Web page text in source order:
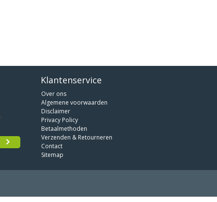
Klantenservice
Over ons
Algemene voorwaarden
Disclaimer
Privacy Policy
Betaalmethoden
Verzenden & Retourneren
Contact
Sitemap